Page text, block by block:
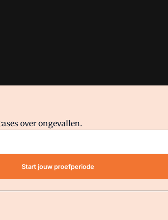
voor staat. Op gebruik van deze site zijn de
over ongevallen.
Start jouw proefperiode